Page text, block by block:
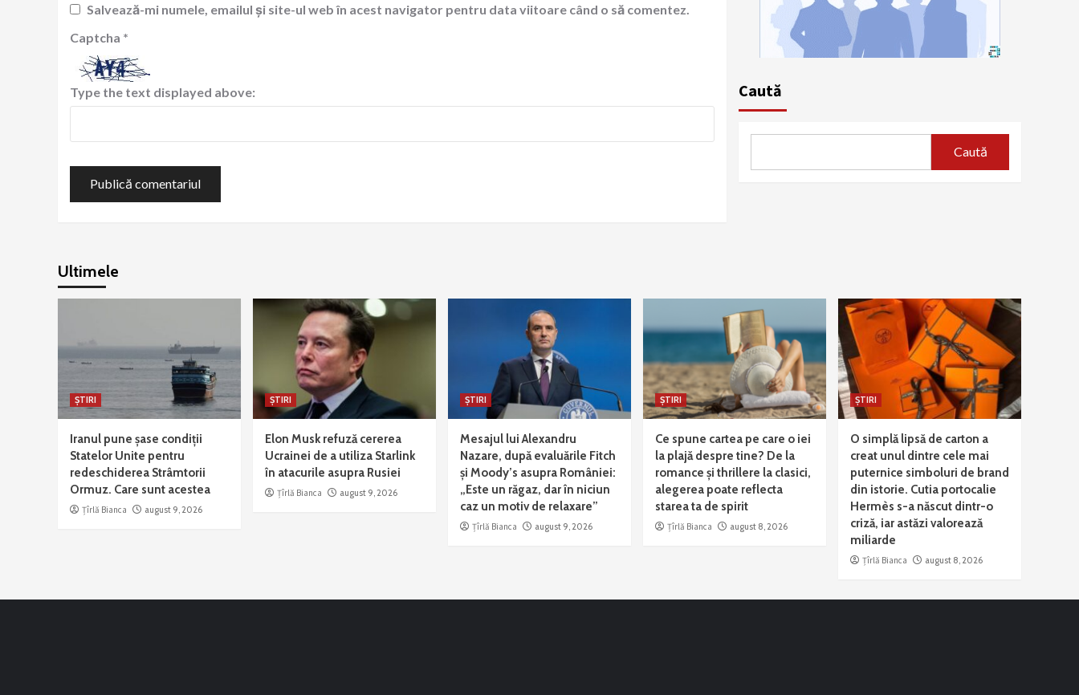
Salvează-mi numele, emailul și site-ul web în acest navigator pentru data viitoare când o să comentez.
Captcha *
Type the text displayed above: Caută
Caută
Ultimele
ȘTIRI
Iranul pune șase condiții
Statelor Unite pentru
redeschiderea Strâmtorii
Ormuz. Care sunt acestea
Țîrlă Bianca august 9, 2026
ȘTIRI
Elon Musk refuză cererea
Ucrainei de a utiliza Starlink
în atacurile asupra Rusiei
Țîrlă Bianca august 9, 2026
ȘTIRI
Mesajul lui Alexandru
Nazare, după evaluările Fitch
și Moody’s asupra României:
„Este un răgaz, dar în niciun
caz un motiv de relaxare”
Țîrlă Bianca august 9, 2026
ȘTIRI
Ce spune cartea pe care o iei
la plajă despre tine? De la
romance și thrillere la clasici,
alegerea poate reflecta
starea ta de spirit
Țîrlă Bianca august 8, 2026
ȘTIRI
O simplă lipsă de carton a
creat unul dintre cele mai
puternice simboluri de brand
din istorie. Cutia portocalie
Hermès s-a născut dintr-o
criză, iar astăzi valorează
miliarde
Țîrlă Bianca august 8, 2026